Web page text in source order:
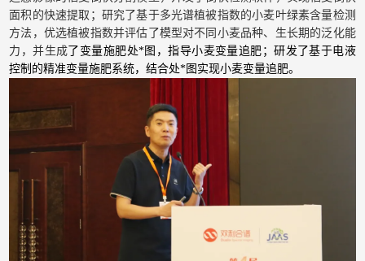
面积的快速提取；研究了基于多光谱植被指数的小麦叶绿素含量检测
方法，优选植被指数并评估了模型对不同小麦品种、生长期的泛化能
力，并生成 了变量施肥处*图，指导小麦变量追肥；研发了基于电液
控制的精准变量施肥系统，结合处*图实现小麦变量追肥。